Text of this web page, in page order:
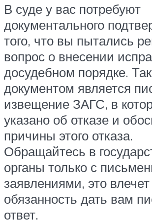
В суде у вас потребуют
документального
того, что вы пытались
вопрос о внесении
досудебном порядке.
документом является
извещение ЗАГС, в
указано об отказе и
причины этого отказа.
Обращайтесь в
органы только с
заявлениями, это влечет
обязанность дать вам
ответ.